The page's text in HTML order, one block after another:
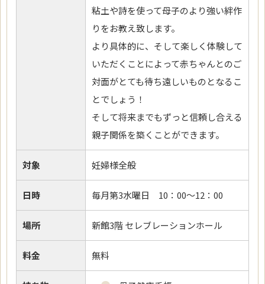
粘土や詩を使って母子のより強い絆作
りをお教え致します。
より具体的に、そして楽しく体験して
いただくことによって赤ちゃんとのご
対面がとても待ち遠しいものとなるこ
とでしょう！
そして将来までもずっと信頼し合える
親子関係を築くことができます。
対象 妊婦様全般
日時 毎月第3水曜日 10：00～12：00
場所 新館3階 セレブレーションホール
料金 無料